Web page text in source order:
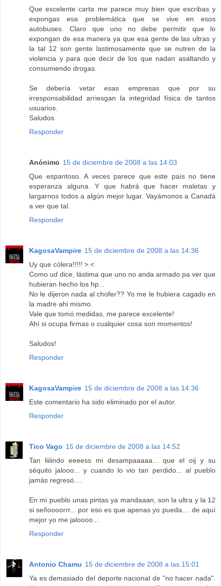
Que excelente carta me parece muy bien que escribas y
expongas esa problemática que se vive en esos
autobuses. Claro que uno no debe permitir que lo
expongan de esa manera ya que esa gente de las ultras y
la tal 12 son gente lastimosamente que se nutren de la
violencia y para que decir de los que nadan asaltando y
consumiendo drogas.
Se debería vetar esas empresas que por su
irresponsabilidad arriesgan la integridad física de tantos
usuarios.
Saludos
Responder
Anónimo 15 de diciembre de 2008 a las 14:03
Que espantoso. A veces parece que este país no tiene
esperanza alguna. Y que habrá que hacer maletas y
largarnos todos a algún mejor lugar. Vayámonos a Canadá
a ver que tal.
Responder
KagosaVampire 15 de diciembre de 2008 a las 14:36
Uy que cólera!!!!! >.<
Como ud dice, lástima que uno no anda armado pa ver que
hubieran hecho los hp...
No le dijeron nada al chofer?? Yo me le hubiera cagado en
la madre ahi mismo.
Vale que tomó medidas, me parece excelente!
Ahí si ocupa firmas o cualquier cosa son momentos!
Saludos!
Responder
KagosaVampire 15 de diciembre de 2008 a las 14:36
Este comentario ha sido eliminado por el autor.
Responder
Tico Vago 15 de diciembre de 2008 a las 14:52
Tan liiiindo eeeess mi desampaaaaa... que el oij y su
séquito jalooo... y cuando lo vio tan perdido... al pueblo
jamás regresó....
En mi pueblo unas pintas ya mandaaan, son la ultra y la 12
si señoooorrr... por eso es que apenas yo pueda.... de aquí
mejor yo me jaloooo...
Responder
Antonio Chamu 15 de diciembre de 2008 a las 15:01
Ya es demasiado del deporte nacional de "no hacer nada".